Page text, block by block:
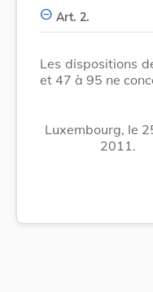
Art. 2.
Les dispositions
et 47 à 95 ne
Luxembourg, le
2011.